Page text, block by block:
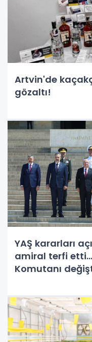
Artvin'de
gözaltı!
YAŞ kararları
amiral terfi
Komutanı